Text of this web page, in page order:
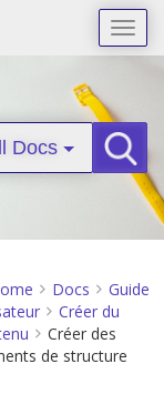
Docs
Docs
Guide
Créer du
Créer des
de structure